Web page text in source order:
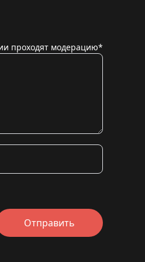
проходят модерацию*
Отправить